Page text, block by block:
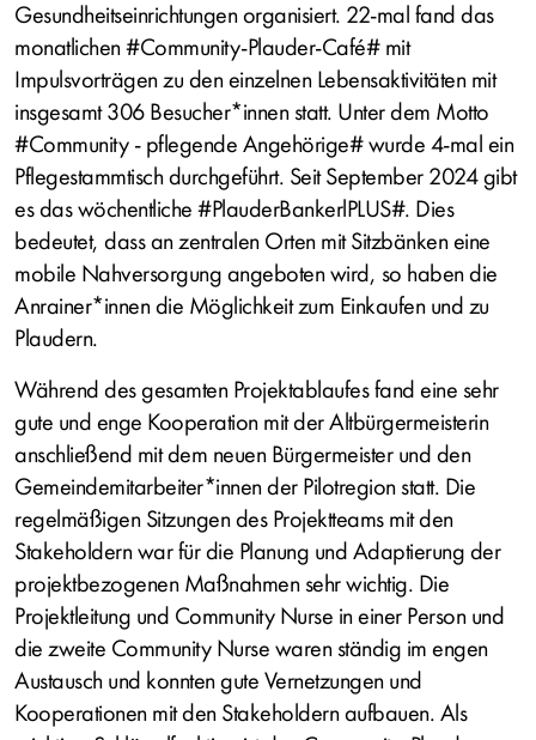
Gesundheitseinrichtungen organisiert. 22-mal fand das
monatlichen #Community-Plauder-Café# mit
Impulsvorträgen zu den einzelnen Lebensaktivitäten mit
insgesamt 306 Besucher*innen statt. Unter dem Motto
#Community - pflegende Angehörige# wurde 4-mal ein
Pflegestammtisch durchgeführt. Seit September 2024 gibt
es das wöchentliche #PlauderBankerlPLUS#. Dies
bedeutet, dass an zentralen Orten mit Sitzbänken eine
mobile Nahversorgung angeboten wird, so haben die
Anrainer*innen die Möglichkeit zum Einkaufen und zu
Plaudern.
Während des gesamten Projektablaufes fand eine sehr
gute und enge Kooperation mit der Altbürgermeisterin
anschließend mit dem neuen Bürgermeister und den
Gemeindemitarbeiter*innen der Pilotregion statt. Die
regelmäßigen Sitzungen des Projektteams mit den
Stakeholdern war für die Planung und Adaptierung der
projektbezogenen Maßnahmen sehr wichtig. Die
Projektleitung und Community Nurse in einer Person und
die zweite Community Nurse waren ständig im engen
Austausch und konnten gute Vernetzungen und
Kooperationen mit den Stakeholdern aufbauen. Als